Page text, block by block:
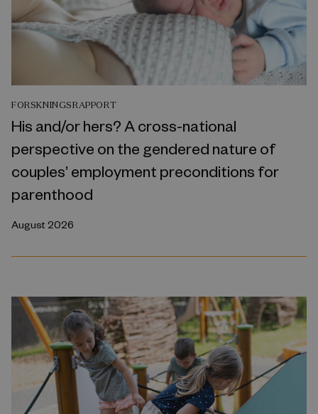
FORSKNINGSRAPPORT
His and/or hers? A cross-national
perspective on the gendered nature of
couples’ employment preconditions for
parenthood
August 2026